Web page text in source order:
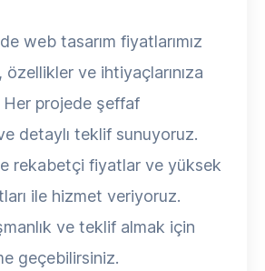
web tasarım fiyatlarımız
özellikler ve ihtiyaçlarınıza
Her projede şeffaf
detaylı teklif sunuyoruz.
rekabetçi fiyatlar ve yüksek
ile hizmet veriyoruz.
ve teklif almak için
geçebilirsiniz.